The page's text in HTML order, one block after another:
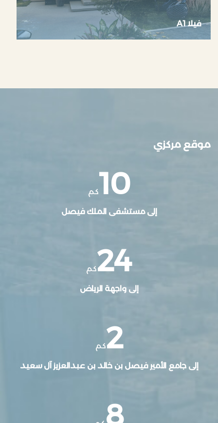
فيلا A1
موقع مركزي
10كم
إلى مستشفى الملك فيصل
24كم
إلى واجهة الرياض
2كم
إلى جامع الأمير فيصل بن خالد بن عبدالعزيز آل سعيد
8